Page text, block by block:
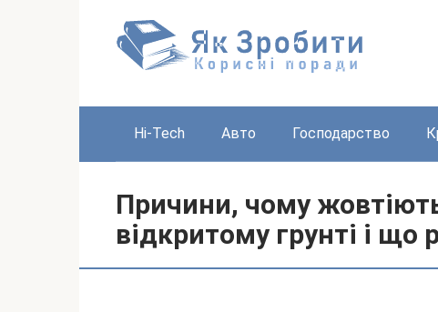
Hi-Tech Авто Господарство
Причини, чому
відкритому грунті і що